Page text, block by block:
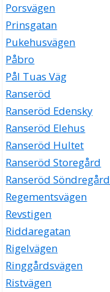
Porsvägen
Prinsgatan
Pukehusvägen
Påbro
Pål Tuas Väg
Ranseröd
Ranseröd Edensky
Ranseröd Elehus
Ranseröd Hultet
Ranseröd Storegård
Ranseröd Söndregård
Regementsvägen
Revstigen
Riddaregatan
Rigelvägen
Ringgårdsvägen
Ristvägen